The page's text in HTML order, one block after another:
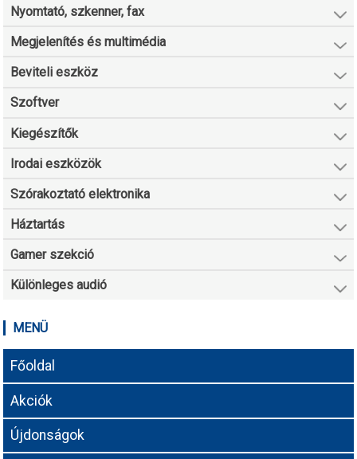
Nyomtató, szkenner, fax
Megjelenítés és multimédia
Beviteli eszköz
Szoftver
Kiegészítők
Irodai eszközök
Szórakoztató elektronika
Háztartás
Gamer szekció
Különleges audió
MENÜ
Főoldal
Akciók
Újdonságok